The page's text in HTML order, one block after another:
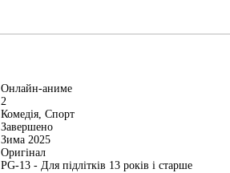
Онлайн-аниме
2
Комедія, Спорт
Завершено
Зима 2025
Оригінал
PG-13 - Для підлітків 13 років і старше